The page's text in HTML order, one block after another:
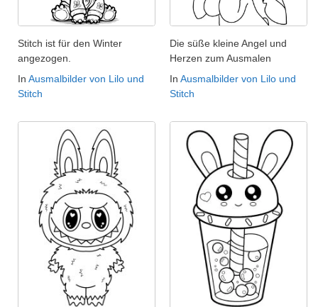
Stitch ist für den Winter
angezogen.
In Ausmalbilder von Lilo und
Stitch
Die süße kleine Angel und
Herzen zum Ausmalen
In Ausmalbilder von Lilo und
Stitch